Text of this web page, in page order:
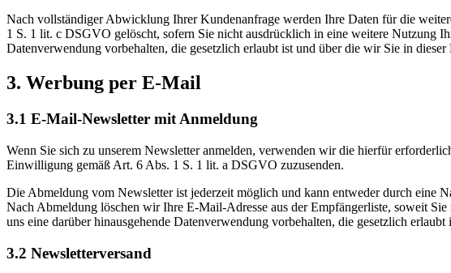
Nach vollständiger Abwicklung Ihrer Kundenanfrage werden Ihre Daten für die
1 S. 1 lit. c DSGVO gelöscht, sofern Sie nicht ausdrücklich in eine weitere Nutzung
Datenverwendung vorbehalten, die gesetzlich erlaubt ist und über die wir Sie in
3. Werbung per E-Mail
3.1 E-Mail-Newsletter mit Anmeldung
Wenn Sie sich zu unserem Newsletter anmelden, verwenden wir die hierfür
Einwilligung gemäß Art. 6 Abs. 1 S. 1 lit. a DSGVO zuzusenden.
Die Abmeldung vom Newsletter ist jederzeit möglich und kann entweder durch eine
Nach Abmeldung löschen wir Ihre E-Mail-Adresse aus der Empfängerliste, soweit
uns eine darüber hinausgehende Datenverwendung vorbehalten, die gesetzlich
3.2 Newsletterversand